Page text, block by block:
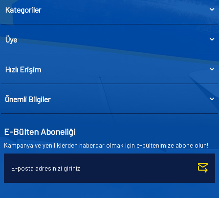
Kategoriler
Üye
Hızlı Erişim
Önemli Bilgiler
E-Bülten Aboneliği
Kampanya ve yeniliklerden haberdar olmak için e-bültenimize abone olun!